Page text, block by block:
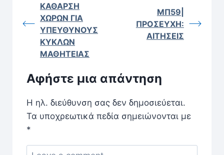
ΚΑΘΑΡΣΗ
ΧΩΡΩΝ ΓΙΑ
ΥΠΕΥΘΥΝΟΥΣ
ΚΥΚΛΩΝ
ΜΑΘΗΤΕΙΑΣ
ΜΠ59|
ΠΡΟΣΕΥΧΗ:
ΑΙΤΗΣΕΙΣ
Αφήστε μια απάντηση
Η ηλ. διεύθυνση σας δεν δημοσιεύεται.
Τα υποχρεωτικά πεδία σημειώνονται με
*